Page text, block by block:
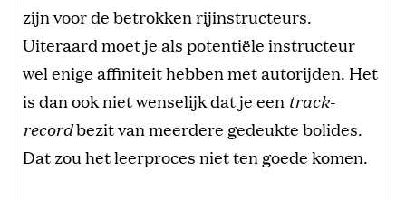
zijn voor de betrokken rijinstructeurs.
Uiteraard moet je als potentiële instructeur
wel enige affiniteit hebben met autorijden. Het
is dan ook niet wenselijk dat je een track-
recordbezit van meerdere gedeukte bolides.
Dat zou het leerproces niet ten goede komen.